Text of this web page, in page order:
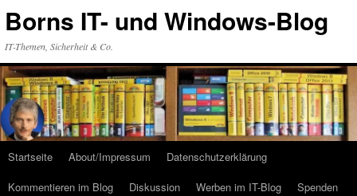
Inhalt
Borns IT- und Windows-Blog
IT-Themen, Sicherheit & Co.
Startseite About/Impressum
Datenschutzerklärung
Kommentieren im Blog
Diskussion Werben im IT-Blog
Spenden